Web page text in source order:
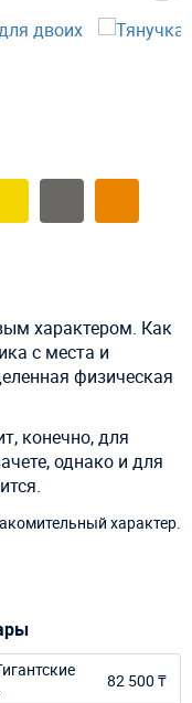
характером. Как
с места и
физическая
конечно, для
однако и для
характер.
82 500 ₸